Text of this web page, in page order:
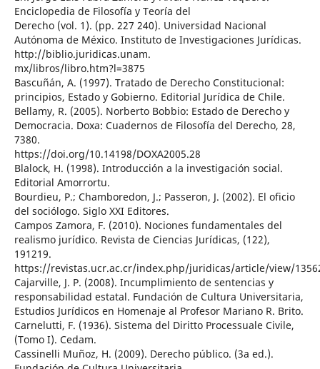
Enciclopedia de Filosofía y Teoría del
Derecho (vol. 1). (pp. 227 240). Universidad Nacional
Autónoma de México. Instituto de Investigaciones Jurídicas.
http://biblio.juridicas.unam.
mx/libros/libro.htm?l=3875
Bascuñán, A. (1997). Tratado de Derecho Constitucional:
principios, Estado y Gobierno. Editorial Jurídica de Chile.
Bellamy, R. (2005). Norberto Bobbio: Estado de Derecho y
Democracia. Doxa: Cuadernos de Filosofía del Derecho, 28,
7380.
https://doi.org/10.14198/DOXA2005.28
Blalock, H. (1998). Introducción a la investigación social.
Editorial Amorrortu.
Bourdieu, P.; Chamboredon, J.; Passeron, J. (2002). El oficio
del sociólogo. Siglo XXI Editores.
Campos Zamora, F. (2010). Nociones fundamentales del
realismo jurídico. Revista de Ciencias Jurídicas, (122),
191219.
https://revistas.ucr.ac.cr/index.php/juridicas/article/view/
Cajarville, J. P. (2008). Incumplimiento de sentencias y
responsabilidad estatal. Fundación de Cultura Universitaria,
Estudios Jurídicos en Homenaje al Profesor Mariano R. Brito.
Carnelutti, F. (1936). Sistema del Diritto Processuale Civile,
(Tomo I). Cedam.
Cassinelli Muñoz, H. (2009). Derecho público. (3a ed.).